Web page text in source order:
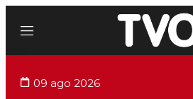
Menú
09 ago 2026